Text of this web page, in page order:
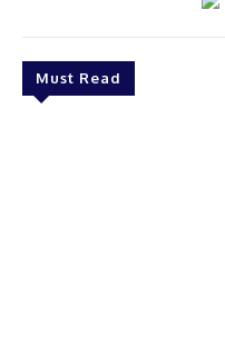
Must Read